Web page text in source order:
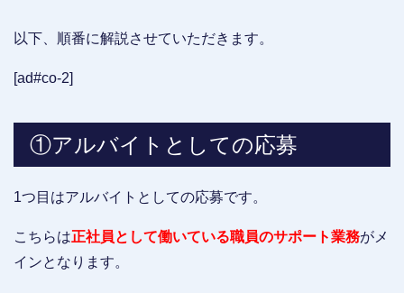
以下、順番に解説させていただきます。
[ad#co-2]
①アルバイトとしての応募
1つ目はアルバイトとしての応募です。
こちらは正社員として働いている職員のサポート業務がメ
インとなります。